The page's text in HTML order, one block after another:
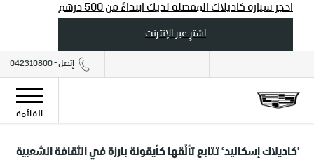
احجز سيارة كاديلاك المفضلة لديك ابتداءً من 500 درهم
اشترِ عبر الإنترنت
إتصل - 042310800
القائمة
’كاديلاك إسكاليد‘ تتابع تألّقها كأيقونة بارزة في الثقافة الشعبية